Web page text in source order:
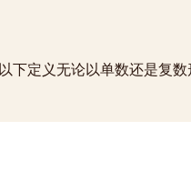
定义无论以单数还是复数